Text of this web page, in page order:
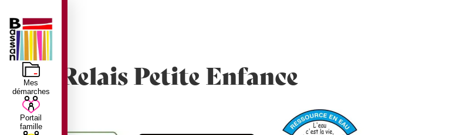
Mes
démarches
Portail
famille
Relais Petite Enfance